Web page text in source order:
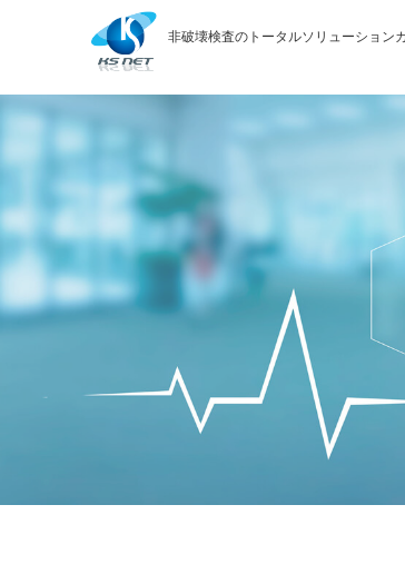
非破壊検査のトータルソリューション